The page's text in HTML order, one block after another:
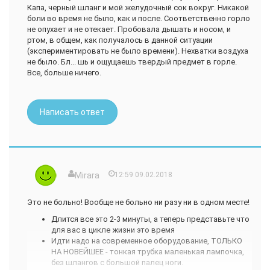
эндоскописты сами никогда ФГДС не делают. Рекомендую
только когда уж припрёт сильно.
Общее впечатление:Очень не приятная процедура.
Капа, черный шланг и мой желудочный сок вокруг. Никакой
боли во время не было, как и после. Соответственно горло
не опухает и не отекает. Пробовала дышать и носом, и
ртом, в общем, как получалось в данной ситуации
(экспериментировать не было времени). Нехватки воздуха
не было. Бл... шь и ощущаешь твердый предмет в горле.
Все, больше ничего.
Написать ответ
Mirara 12:59 09.02.2018
Это не больно! Вообще не больно ни разу ни в одном месте!
Длится все это 2-3 минуты, а теперь представьте что
для вас в цикле жизни это время
Идти надо на современное оборудование, ТОЛЬКО
НА НОВЕЙШЕЕ - тонкая трубка маленькая лампочка,
без шлангов с большой палец ноги.